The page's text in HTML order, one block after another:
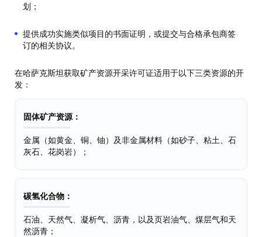
划；
提供成功实施类似项目的书面证明，或提交与合格承包商签
订的相关协议。
在哈萨克斯坦获取矿产资源开采许可证适用于以下三类资源的开
发：
固体矿产资源：
金属（如黄金、铜、铀）及非金属材料（如砂子、粘土、石
灰石、花岗岩）；
碳氢化合物：
石油、天然气、凝析气、沥青，以及页岩油气、煤层气和天
然沥青；